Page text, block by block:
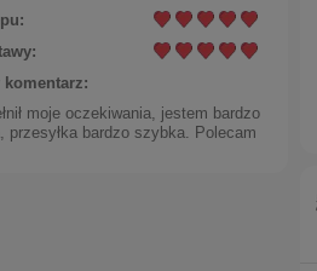
komentarz:
moje oczekiwania, jestem bardzo
przesyłka bardzo szybka. Polecam